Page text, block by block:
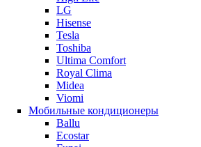
LG
Hisense
Tesla
Toshiba
Ultima Comfort
Royal Clima
Midea
Viomi
Мобильные кондиционеры
Ballu
Ecostar